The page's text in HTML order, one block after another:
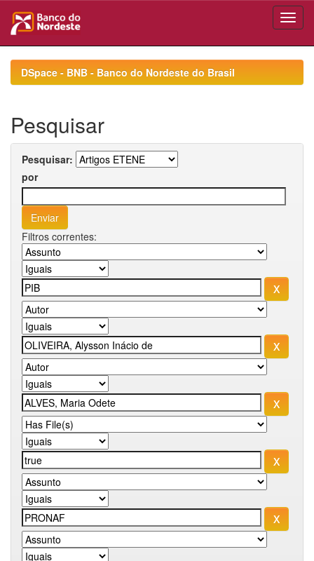
navigationDSpace - BNB - Banco do Nordeste do Brasil
Pesquisar
Pesquisar:
por
Filtros correntes: